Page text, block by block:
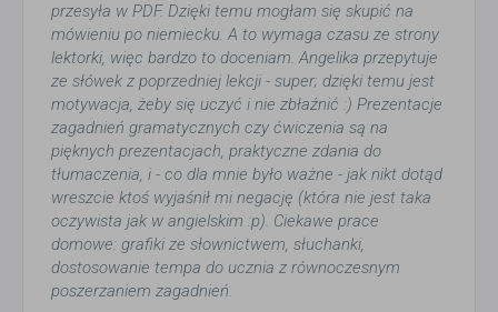
przesyła w PDF. Dzięki temu mogłam się skupić na
mówieniu po niemiecku. A to wymaga czasu ze strony
lektorki, więc bardzo to doceniam. Angelika przepytuje
ze słówek z poprzedniej lekcji - super; dzięki temu jest
motywacja, żeby się uczyć i nie zbłaźnić :) Prezentacje
zagadnień gramatycznych czy ćwiczenia są na
pięknych prezentacjach, praktyczne zdania do
tłumaczenia, i - co dla mnie było ważne - jak nikt dotąd
wreszcie ktoś wyjaśnił mi negację (która nie jest taka
oczywista jak w angielskim :p). Ciekawe prace
domowe: grafiki ze słownictwem, słuchanki,
dostosowanie tempa do ucznia z równoczesnym
poszerzaniem zagadnień.